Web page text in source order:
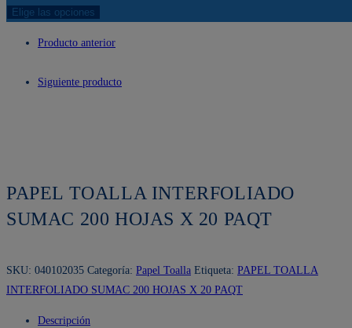
Elige las opciones
Producto anterior
Siguiente producto
PAPEL TOALLA INTERFOLIADO
SUMAC 200 HOJAS X 20 PAQT
SKU: 040102035 Categoría: Papel Toalla Etiqueta: PAPEL TOALLA
INTERFOLIADO SUMAC 200 HOJAS X 20 PAQT
Descripción